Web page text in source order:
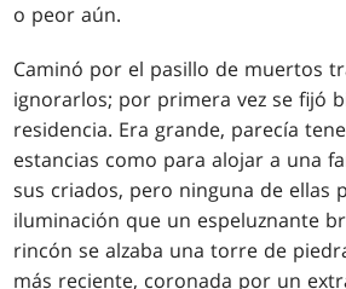
o peor aún.
Caminó por el pasillo de muertos
ignorarlos; por primera vez se fijó
residencia. Era grande, parecía
estancias como para alojar a una
sus criados, pero ninguna de ellas
iluminación que un espeluznante
rincón se alzaba una torre de
más reciente, coronada por un